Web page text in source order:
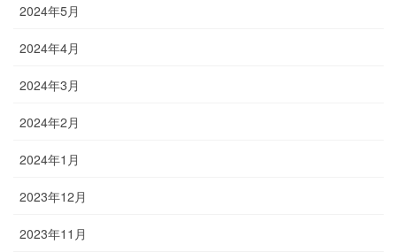
2024年5月
2024年4月
2024年3月
2024年2月
2024年1月
2023年12月
2023年11月